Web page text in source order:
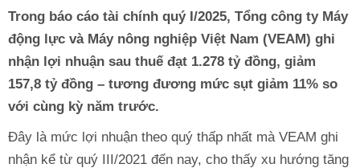
Trong báo cáo tài chính quý I/2025, Tổng công ty Máy
động lực và Máy nông nghiệp Việt Nam (VEAM) ghi
nhận lợi nhuận sau thuế đạt 1.278 tỷ đồng, giảm
157,8 tỷ đồng – tương đương mức sụt giảm 11% so
với cùng kỳ năm trước.
Đây là mức lợi nhuận theo quý thấp nhất mà VEAM ghi
nhận kể từ quý III/2021 đến nay, cho thấy xu hướng tăng